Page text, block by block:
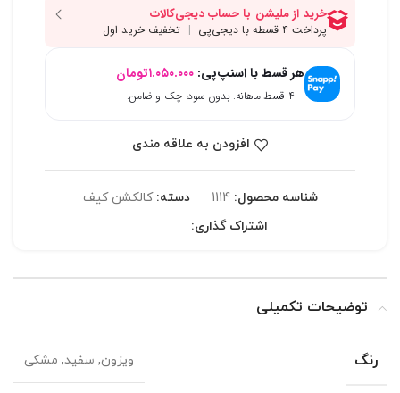
هر قسط با اسنپ‌پی: ۱.۰۵۰.۰۰۰تومان
۴ قسط ماهانه. بدون سود، چک و ضامن.
افزودن به علاقه مندی
شناسه محصول:1114 دسته: کالکشن کیف
اشتراک گذاری:
توضیحات تکمیلی
رنگ ویزون, سفید, مشکی